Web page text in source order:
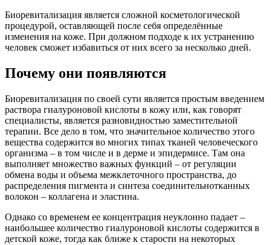
Биоревитализация является сложной косметологической
процедурой, оставляющей после себя определённые
изменения на коже. При должном подходе к их устранению
человек сможет избавиться от них всего за несколько дней.
Почему они появляются
Биоревитализация по своей сути является простым введением
раствора гиалуроновой кислоты в кожу или, как говорят
специалисты, является разновидностью заместительной
терапии. Все дело в том, что значительное количество этого
вещества содержится во многих типах тканей человеческого
организма – в том числе и в дерме и эпидермисе. Там она
выполняет множество важных функций – от регуляции
обмена воды и объема межклеточного пространства, до
распределения пигмента и синтеза соединительнотканных
волокон – коллагена и эластина.
Однако со временем ее концентрация неуклонно падает –
наибольшее количество гиалуроновой кислоты содержится в
детской коже, тогда как ближе к старости на некоторых